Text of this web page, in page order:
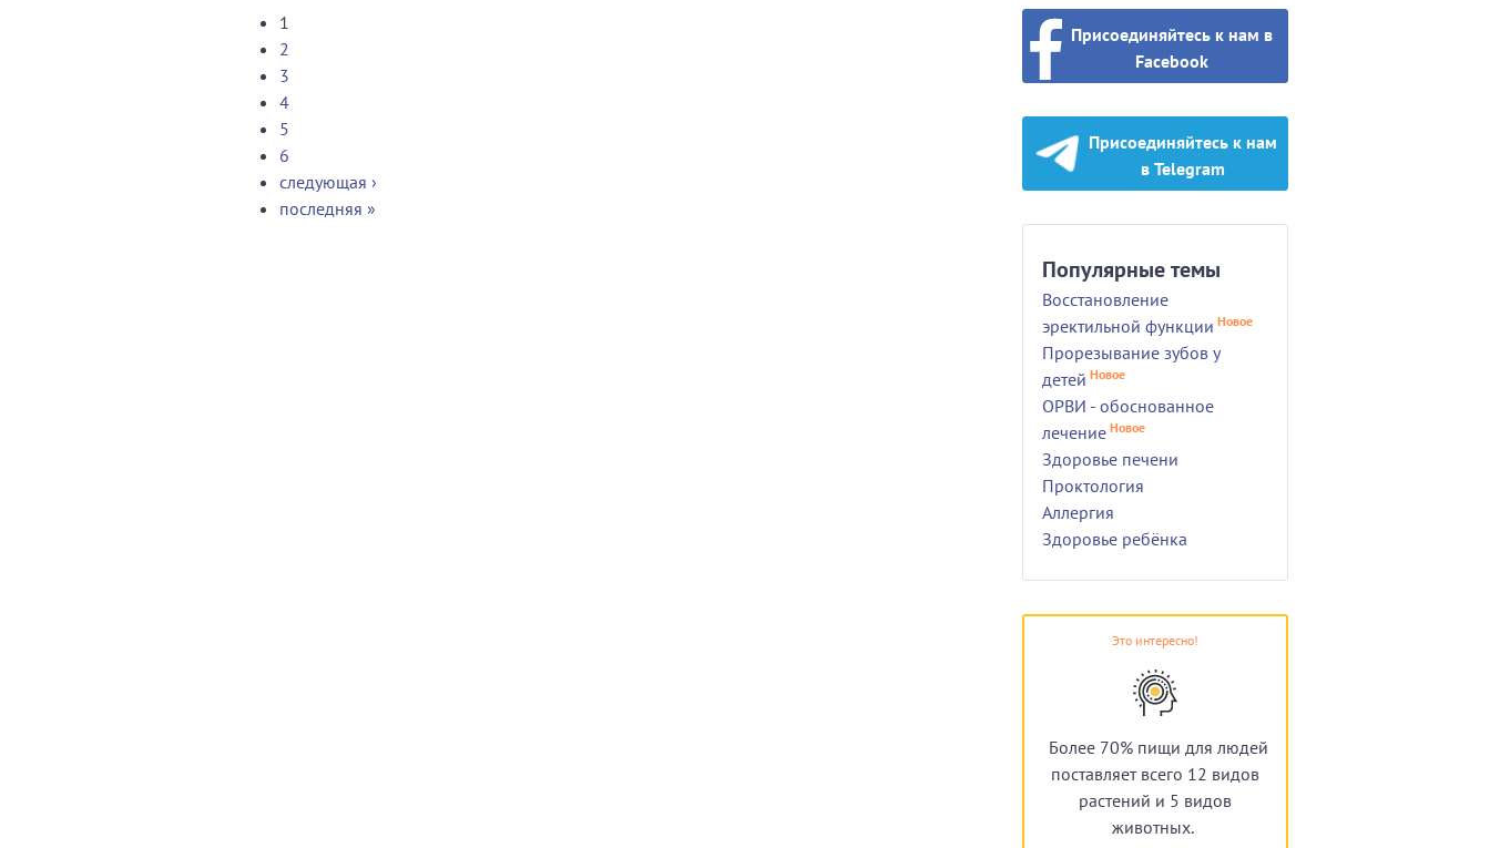
1
2
3
4
5
6
следующая ›
последняя »
Присоединяйтесь к нам в
Facebook
Присоединяйтесь к нам
в Telegram
Популярные темы
Восстановление
эректильной функции Новое
Прорезывание зубов у
детей Новое
ОРВИ - обоснованное
лечение Новое
Здоровье печени
Проктология
Аллергия
Здоровье ребёнка
Это интересно!
Более 70% пищи для людей
поставляет всего 12 видов
растений и 5 видов
животных.